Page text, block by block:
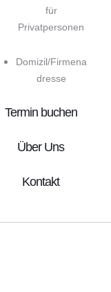
für
Privatpersonen
Domizil/Firmena
dresse
Termin buchen
Über Uns
Kontakt